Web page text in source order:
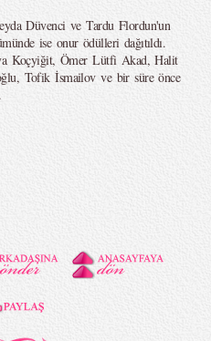
Düvenci ve Tardu Flordun'un
ise onur ödülleri dağıtıldı.
Koçyiğit, Ömer Lütfi Akad, Halit
Tofik İsmailov ve bir süre önce